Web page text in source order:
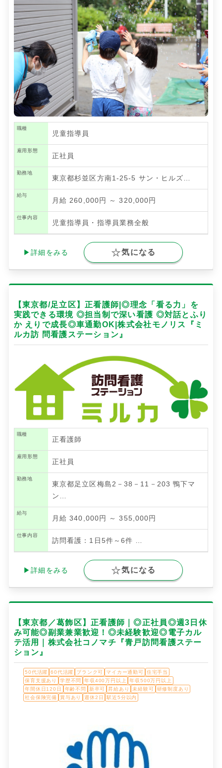
職種
児童指導員
雇用形態
正社員
勤務地
東京都杉並区方南1-25-5 サン・ヒルズ…
給与
月給 260,000円 ～ 320,000円
仕事内容
児童指導員・指導員業務全般
▶詳細をみる 気になる
【東京都/足立区】正看護師|◎理念「看る力」を
実践できる環境 ◎担当制で深い看護 ◎対話とふり
か えりで成長◎車通勤OK|株式会社モノリス『ミ
ルカ訪 問看護ステーション』
職種
正看護師
雇用形態
正社員
勤務地
東京都足立区梅島2－38－11－203 鴨下マ
ン…
給与
月給 340,000円 ～ 355,000円
仕事内容
訪問看護：1日5件～6件
▶詳細をみる 気になる
【東京都／葛飾区】正看護師｜◎正社員◎週3日休
み可能◎副業兼業歓迎！◎未経験歓迎◎電子カル
テ活用｜株式会社コノマチ『青戸訪問看護ステー
ション』
50代活躍 60代活躍 ブランク可 マイカー通勤可
住宅手当
保育支援あり
学歴不問 年収400万円以上
年収500万円以上
年間休日120日
年齢不問 新卒可 昇給あり 未経験可
研修制度あり
社会保険完備
賞与あり 週休2日 駅近5分以内